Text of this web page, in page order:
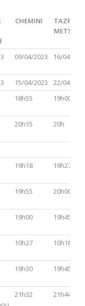
CHEMINI
TAZRIA
CHEMINI
TAZRIA
09/04/2023 16/04/
15/04/2023
22/04/
18h55 19h00
20h15 20h
19h18 19h27
19h55 20h00
19h00 19h45
10h27 10h18
19h30 19h45
21h32 21h44